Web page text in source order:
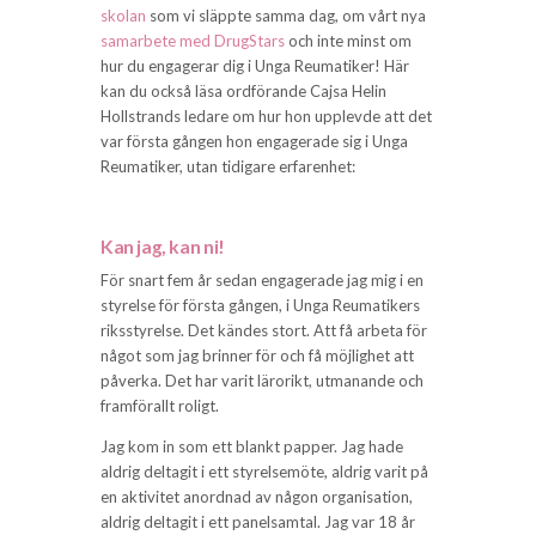
skolan som vi släppte samma dag, om vårt nya
samarbete med DrugStarsoch inte minst om
hur du engagerar dig i Unga Reumatiker! Här
kan du också läsa ordförande Cajsa Helin
Hollstrands ledare om hur hon upplevde att det
var första gången hon engagerade sig i Unga
Reumatiker, utan tidigare erfarenhet:
Kan jag, kan ni!
För snart fem år sedan engagerade jag mig i en
styrelse för första gången, i Unga Reumatikers
riksstyrelse. Det kändes stort. Att få arbeta för
något som jag brinner för och få möjlighet att
påverka. Det har varit lärorikt, utmanande och
framförallt roligt.
Jag kom in som ett blankt papper. Jag hade
aldrig deltagit i ett styrelsemöte, aldrig varit på
en aktivitet anordnad av någon organisation,
aldrig deltagit i ett panelsamtal. Jag var 18 år